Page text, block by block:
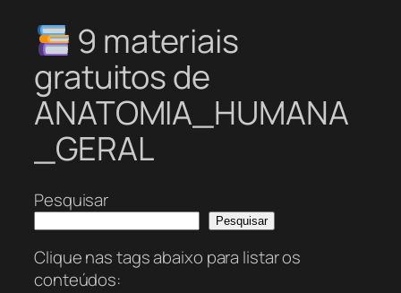
9 materiais
gratuitos de
ANATOMIA_HUMANA
_GERAL
Pesquisar
Pesquisar
Clique nas tags abaixo para listar os
conteúdos: